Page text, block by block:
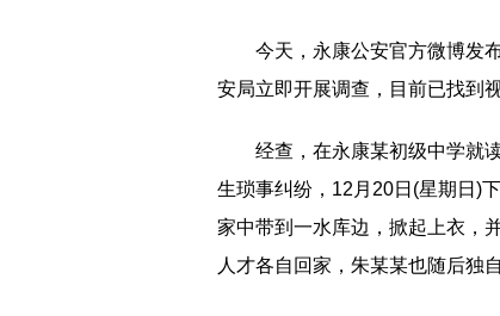
今天，永康公安官方微博发
安局立即开展调查，目前已找到
经查，在永康某初级中学就
生琐事纠纷，12月20日(星期日)
家中带到一水库边，掀起上衣，
人才各自回家，朱某某也随后独自